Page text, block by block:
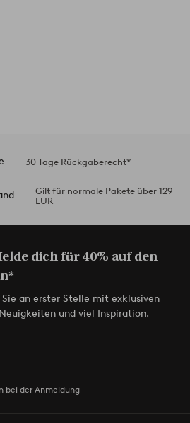
30 Tage Rückgaberecht*
Gilt für normale Pakete über 129
EUR
dich für 40% auf den
Sie an erster Stelle mit exklusiven
und viel Inspiration.
bei der Anmeldung